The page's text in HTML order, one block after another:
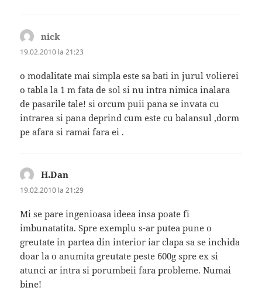
nick
19.02.2010 la 21:23
o modalitate mai simpla este sa bati in jurul volierei
o tabla la 1 m fata de sol si nu intra nimica inalara
de pasarile tale! si orcum puii pana se invata cu
intrarea si pana deprind cum este cu balansul ,dorm
pe afara si ramai fara ei .
H.Dan
19.02.2010 la 21:29
Mi se pare ingenioasa ideea insa poate fi
imbunatatita. Spre exemplu s-ar putea pune o
greutate in partea din interior iar clapa sa se inchida
doar la o anumita greutate peste 600g spre ex si
atunci ar intra si porumbeii fara probleme. Numai
bine!